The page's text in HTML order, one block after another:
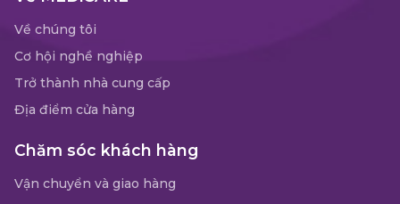
Về chúng tôi
Cơ hội nghề nghiệp
Trở thành nhà cung cấp
Địa điểm cửa hàng
Chăm sóc khách hàng
Vận chuyển và giao hàng